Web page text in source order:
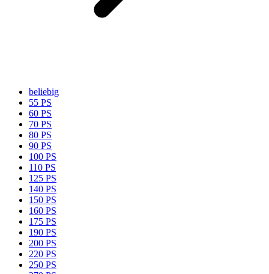
beliebig
55 PS
60 PS
70 PS
80 PS
90 PS
100 PS
110 PS
125 PS
140 PS
150 PS
160 PS
175 PS
190 PS
200 PS
220 PS
250 PS